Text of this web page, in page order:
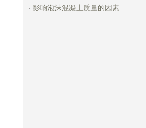
· 影响泡沫混凝土质量的因素